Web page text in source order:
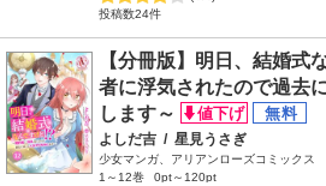
投稿数24件
【分冊版】明日、結婚式
者に浮気されたので過去
します～
よしだ吉 / 星見うさぎ
少女マンガ、アリアンローズコミックス
1～12巻
0pt～120pt